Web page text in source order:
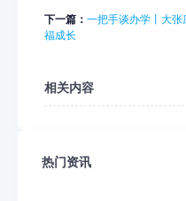
下一篇： 一把手谈办学丨大
福成长
相关内容
热门资讯